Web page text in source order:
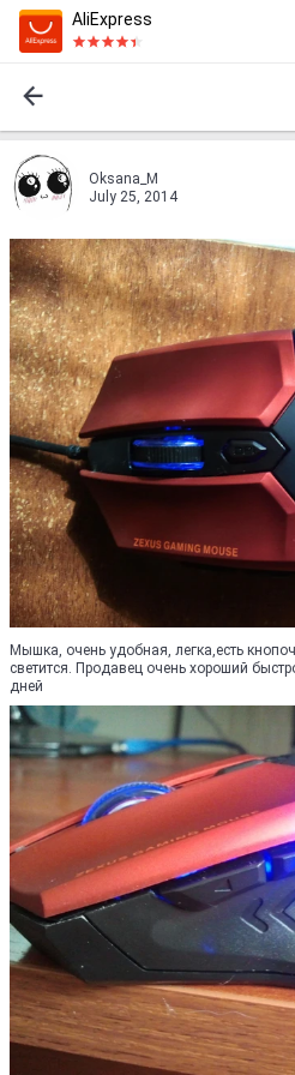
AliExpress
Oksana_M
July 25, 2014
Мышка, очень удобная, легка,есть
светится. Продавец очень хороший
дней